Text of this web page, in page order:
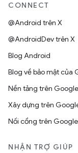
CONNECT
@Android trên X
@AndroidDev trên X
Blog Android
Blog về bảo mật của
Nền tảng trên
Xây dựng trên
Nối cổng trên
NHẬN TRỢ GIÚP